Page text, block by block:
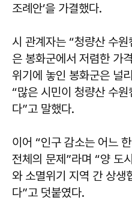
조례안’을 가결했다.
시 관계자는 “청량산 수
은 봉화군에서 저렴한 가
위기에 놓인 봉화군은 널
“많은 시민이 청량산 수
다”고 말했다.
이어 “인구 감소는 어느
전체의 문제”라며 “양 도
와 소멸위기 지역 간 상생
다”고 덧붙였다.